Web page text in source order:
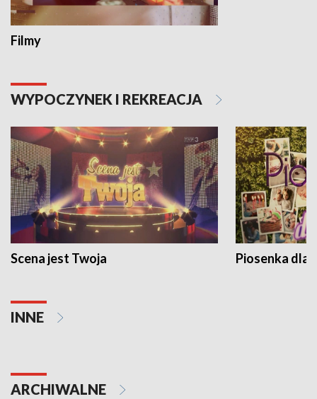
Filmy
WYPOCZYNEK I REKREACJA
Scena jest Twoja Piosenka dla
INNE
ARCHIWALNE